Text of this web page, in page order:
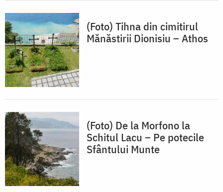
(Foto) Tihna din cimitirul
Mănăstirii Dionisiu – Athos
(Foto) De la Morfono la
Schitul Lacu – Pe potecile
Sfântului Munte